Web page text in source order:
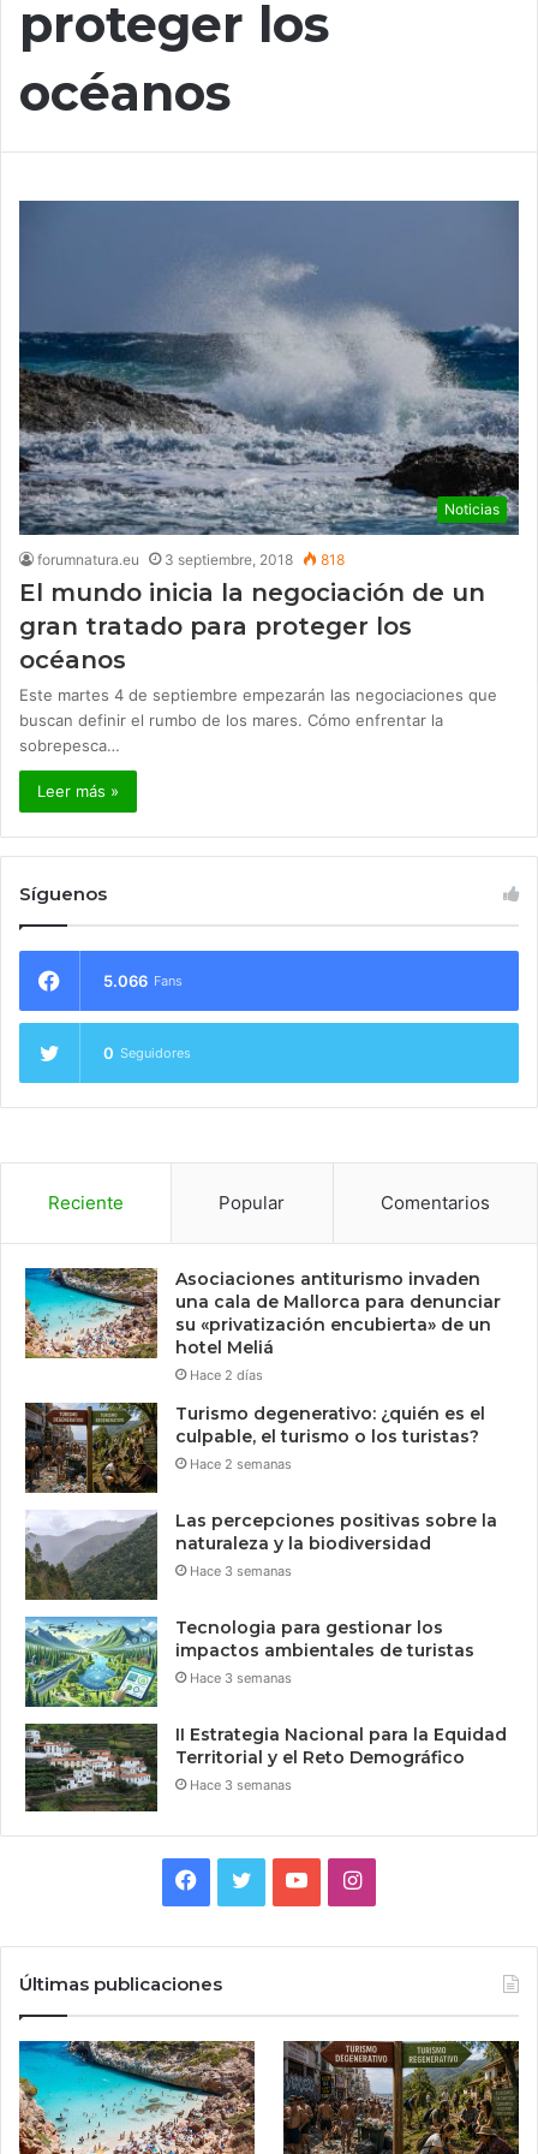
proteger los
océanos
Noticias
forumnatura.eu 3 septiembre, 2018 818
El mundo inicia la negociación de un
gran tratado para proteger los
océanos
Este martes 4 de septiembre empezarán las negociaciones que
buscan definir el rumbo de los mares. Cómo enfrentar la
sobrepesca…
Leer más »
Síguenos
5.066 Fans
0 Seguidores
Reciente Popular Comentarios
Asociaciones antiturismo invaden
una cala de Mallorca para denunciar
su «privatización encubierta» de un
hotel Meliá
Hace 2 días
Turismo degenerativo: ¿quién es el
culpable, el turismo o los turistas?
Hace 2 semanas
Las percepciones positivas sobre la
naturaleza y la biodiversidad
Hace 3 semanas
Tecnologia para gestionar los
impactos ambientales de turistas
Hace 3 semanas
II Estrategia Nacional para la Equidad
Territorial y el Reto Demográfico
Hace 3 semanas
Facebook
TwitterYouTubeInstagram
Últimas publicaciones